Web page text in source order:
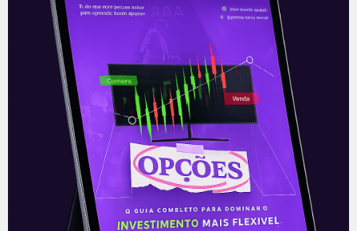
Leilões aquecem setor de
saneamento
Com o passar do mês de junho, verifica-
se que o setor de saneamento se
encontra cada vez mais aquecido.
Apenas em 2021, foi lançado um
Leia mais